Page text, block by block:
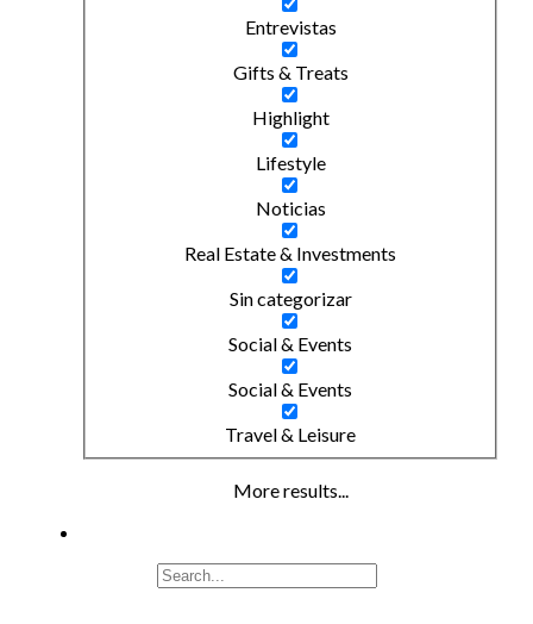
Entrevistas
Gifts & Treats
Highlight
Lifestyle
Noticias
Real Estate & Investments
Sin categorizar
Social & Events
Social & Events
Travel & Leisure
More results...